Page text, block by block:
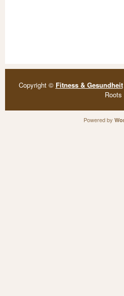
Copyright © Fitness & Gesundheit
Roots
Powered by